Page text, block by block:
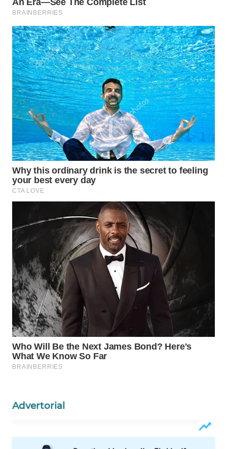
Advertorial
WAHANA
DESA
WISATA
LAPAK
WAHANA
Wahana
Network
KONSUMEN
LISTRIK
MASYARAKAT
KELISTRIKAN
ID
MAWAKA
ID
MARTABAT
NET
PLN
WATCH
MKLI
KOPEKLIN